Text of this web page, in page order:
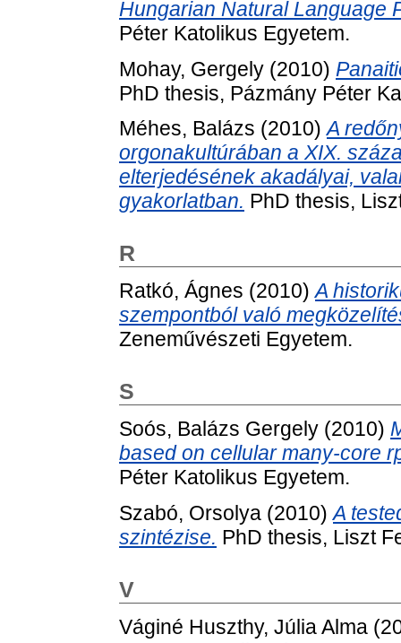
Hungarian Natural Language
Péter Katolikus Egyetem.
Mohay, Gergely (2010)
PhD thesis, Pázmány Péter
Méhes, Balázs (2010)A
orgonakultúrában a XIX.
elterjedésének akadályai,
gyakorlatban. PhD thesis,
R
Ratkó, Ágnes (2010)A
szempontból való
Zeneművészeti Egyetem.
S
Soós, Balázs Gergely (2010)
based on cellular many-core
Péter Katolikus Egyetem.
Szabó, Orsolya (2010)A
szintézise. PhD thesis, Liszt
V
Váginé Huszthy, Júlia Alma